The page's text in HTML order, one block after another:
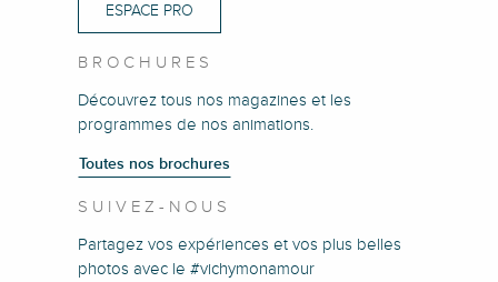
ESPACE PRO
BROCHURES
Découvrez tous nos magazines et les
programmes de nos animations.
Toutes nos brochures
SUIVEZ-NOUS
Partagez vos expériences et vos plus belles
photos avec le #vichymonamour